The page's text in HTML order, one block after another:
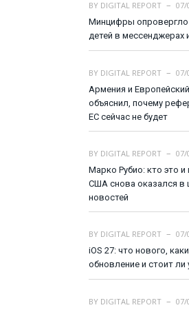
BY DIGITAL REPORT
07/
Минцифры опровергло
детей в мессенджерах
BY DIGITAL REPORT
07/
Армения и
объяснил, почему
ЕС сейчас не будет
BY DIGITAL REPORT
07/
Марко Рубио: кто это и
США снова оказался в
новостей
BY DIGITAL REPORT
07/
iOS 27: что нового,
обновление и стоит ли
BY DIGITAL REPORT
07/